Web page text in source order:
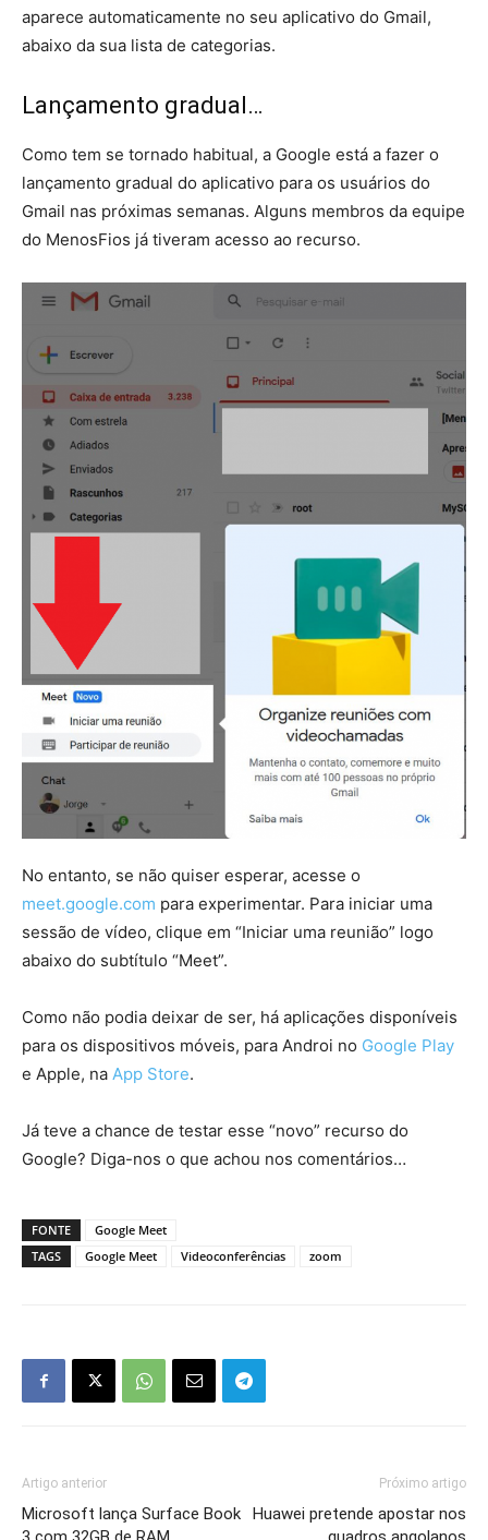
aparece automaticamente no seu aplicativo do Gmail,
abaixo da sua lista de categorias.
Lançamento gradual…
Como tem se tornado habitual, a Google está a fazer o
lançamento gradual do aplicativo para os usuários do
Gmail nas próximas semanas. Alguns membros da equipe
do MenosFios já tiveram acesso ao recurso.
No entanto, se não quiser esperar, acesse o
meet.google.com para experimentar. Para iniciar uma
sessão de vídeo, clique em “Iniciar uma reunião” logo
abaixo do subtítulo “Meet”.
Como não podia deixar de ser, há aplicações disponíveis
para os dispositivos móveis, para Androi no Google Play
e Apple, na App Store.
Já teve a chance de testar esse “novo” recurso do
Google? Diga-nos o que achou nos comentários…
FONTE
Google Meet
TAGS
Google Meet Videoconferências zoom
Artigo anterior
Microsoft lança Surface Book
Próximo artigo
Huawei pretende apostar nos